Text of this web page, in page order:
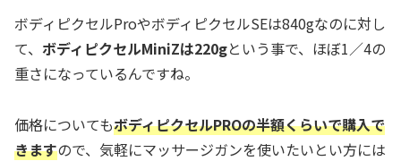
ボディピクセルProやボディピクセルSEは840gなのに対し
て、 ボディピクセルMiniZは220gという事で、ほぼ1／4の
重さになっているんですね。
価格についてもボディピクセルPROの半額くらいで購入で
きますので、気軽にマッサージガンを使いたいとい方には